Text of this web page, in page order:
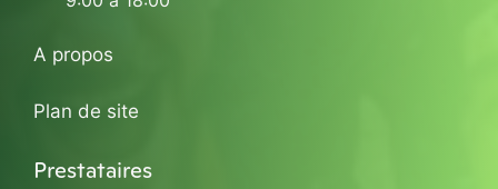
A propos
Plan de site
Prestataires